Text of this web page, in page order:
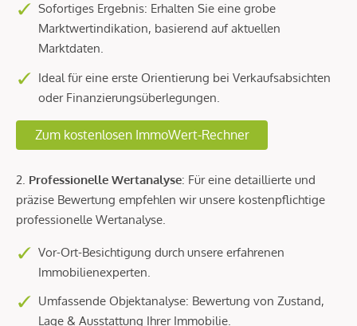
Sofortiges Ergebnis: Erhalten Sie eine grobe
Marktwertindikation, basierend auf aktuellen
Marktdaten.
Ideal für eine erste Orientierung bei Verkaufsabsichten
oder Finanzierungsüberlegungen.
Zum kostenlosen ImmoWert-Rechner
2. Professionelle Wertanalyse: Für eine detaillierte und
präzise Bewertung empfehlen wir unsere kostenpflichtige
professionelle Wertanalyse.
Vor-Ort-Besichtigung durch unsere erfahrenen
Immobilienexperten.
Umfassende Objektanalyse: Bewertung von Zustand,
Lage & Ausstattung Ihrer Immobilie.